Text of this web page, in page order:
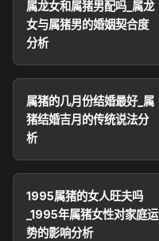
属龙女和属猪男配吗_属龙
女与属猪男的婚姻契合度
分析
属猪的几月份结婚最好_属
猪结婚吉月的传统说法分
析
1995属猪的女人旺夫吗
_1995年属猪女性对家庭运
势的影响分析